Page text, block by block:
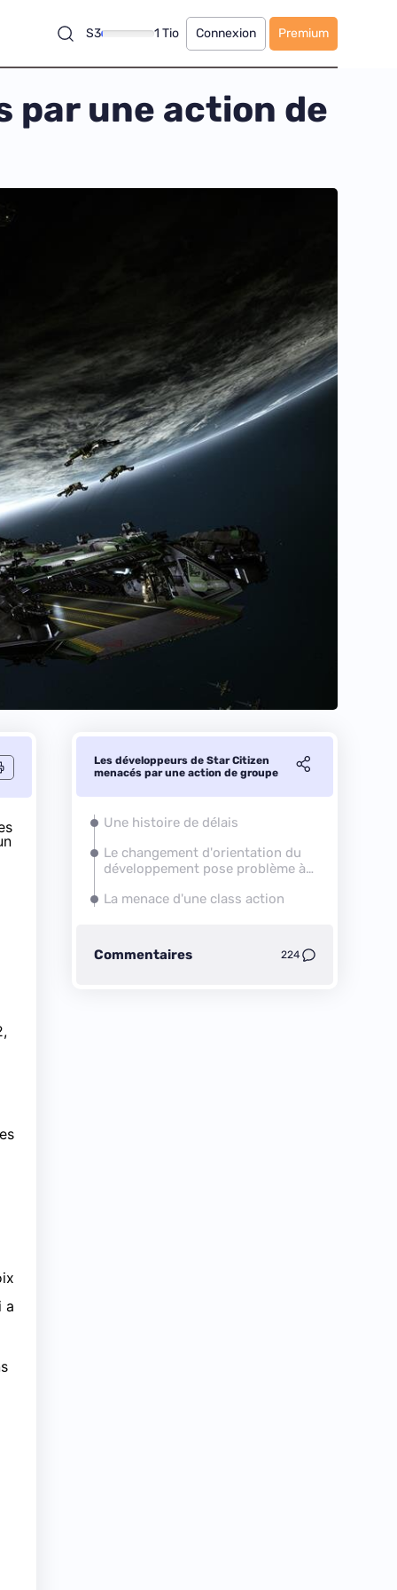
S3 1 Tio Connexion Premium
par une action de
a
Les développeurs de Star Citizen
menacés par une action de groupe
Une histoire de délais
Le changement d'orientation du
développement pose problème à
La menace d'une class action
Commentaires 224